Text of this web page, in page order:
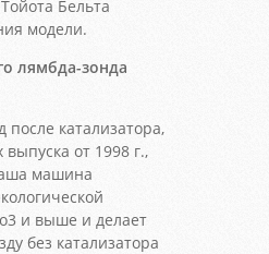
Бельта
модели.
лямбда-зонда
после катализатора,
от 1998 г.,
машина
и выше и делает
без катализатора